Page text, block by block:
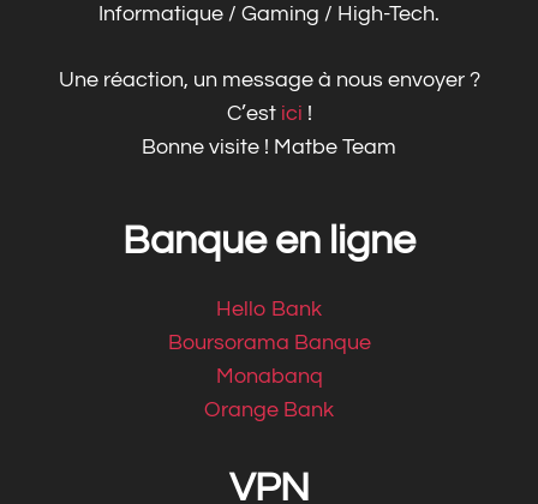
Informatique / Gaming / High-Tech.
Une réaction, un message à nous envoyer ?
C’est ici !
Bonne visite ! Matbe Team
Banque en ligne
Hello Bank
Boursorama Banque
Monabanq
Orange Bank
VPN